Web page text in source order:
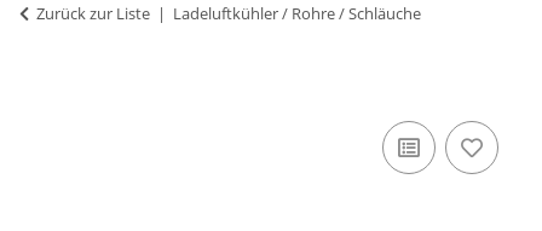
Zurück zur Liste Ladeluftkühler / Rohre / Schläuche